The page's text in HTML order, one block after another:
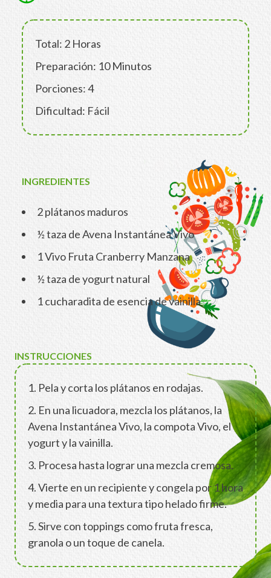
Total: 2 Horas
Preparación: 10 Minutos
Porciones: 4
Dificultad: Fácil
INGREDIENTES
2 plátanos maduros
½ taza de Avena Instantánea Vivo
1 Vivo Fruta Cranberry Manzana
½ taza de yogurt natural
1 cucharadita de esencia de vainilla
INSTRUCCIONES
1. Pela y corta los plátanos en rodajas.
2. En una licuadora, mezcla los plátanos, la
Avena Instantánea Vivo, la compota Vivo, el
yogurt y la vainilla.
3. Procesa hasta lograr una mezcla cremosa.
4. Vierte en un recipiente y congela por 1 hora
y media para una textura tipo helado firme.
5. Sirve con toppings como fruta fresca,
granola o un toque de canela.